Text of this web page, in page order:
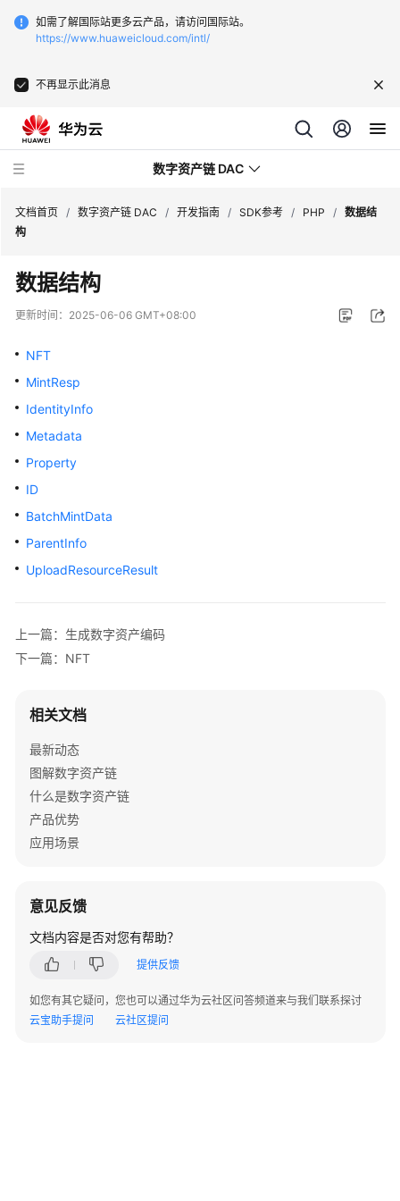
如需了解国际站更多云产品，请访问国际站。
https://www.huaweicloud.com/intl/
不再显示此消息
数字资产链 DAC
最
新
动
品
介
绍
快
速
用
南
开
指
SDK
参
SDK
Go
Java
PHP
文档首页 / 数字资产链 DAC / 开发指南 / SDK参考 / PHP / 数据结
构
数据结构
更新时间： 2025-06-06 GMT+08:00
NFT
MintResp
IdentityInfo
Metadata
Property
ID
BatchMintData
ParentInfo
UploadResourceResult
上一篇：生成数字资产编码
下一篇：NFT
相关文档
最新动态
图解数字资产链
什么是数字资产链
产品优势
应用场景
意见反馈
文档内容是否对您有帮助？
提供反馈
如您有其它疑问，您也可以通过华为云社区问答频道来与我们联系探讨
云宝助手提问
云社区提问